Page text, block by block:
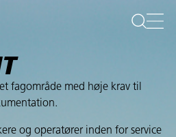
fagområde med høje krav til
og operatører inden for service